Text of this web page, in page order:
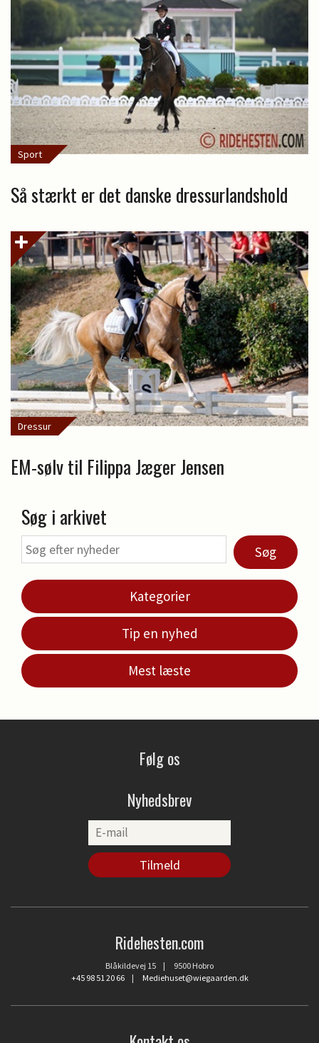
Sport
Så stærkt er det danske dressurlandshold
Dressur
EM-sølv til Filippa Jæger Jensen
Søg i arkivet
Søg
Kategorier
Tip en nyhed
Mest læste
Følg os
Nyhedsbrev
Ridehesten.com
Blåkildevej 15 | 9500 Hobro
+45 98 51 20 66| Mediehuset@wiegaarden.dk